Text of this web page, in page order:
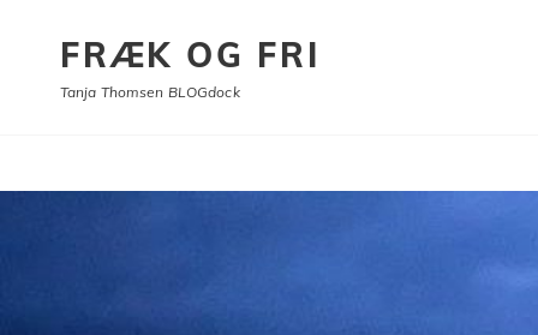
FRÆK OG FRI
Tanja Thomsen BLOGdock